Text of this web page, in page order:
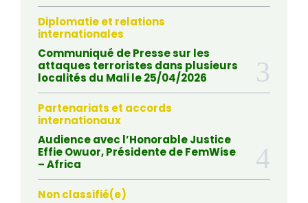
Diplomatie et relations
internationales
Communiqué de Presse sur les
attaques terroristes dans plusieurs
localités du Mali le 25/04/2026
Partenariats et accords
internationaux
Audience avec l’Honorable Justice
Effie Owuor, Présidente de FemWise
– Africa
Non classifié(e)